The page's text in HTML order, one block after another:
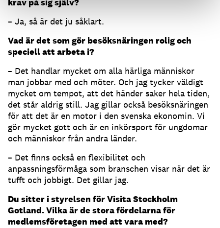
krav på sig själv?
– Ja, så är det ju såklart.
Vad är det som gör besöksnäringen rolig och
speciell att arbeta i?
– Det handlar mycket om alla härliga människor
man jobbar med och möter. Och jag tycker väldigt
mycket om tempot, att det händer saker hela tiden,
det står aldrig still. Jag gillar också besöksnäringen
för att det är en motor i den svenska ekonomin. Vi
gör mycket gott och är en inkörsport för ungdomar
och människor från andra länder.
– Det finns också en flexibilitet och
anpassningsförmåga som branschen visar när det är
tufft och jobbigt. Det gillar jag.
Du sitter i styrelsen för Visita Stockholm
Gotland. Vilka är de stora fördelarna för
medlemsföretagen med att vara med?